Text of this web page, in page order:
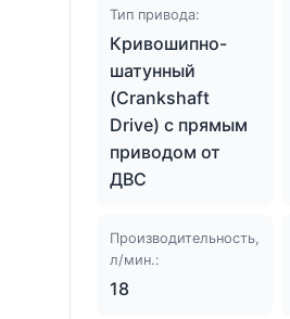
Тип привода:
Кривошипно-
шатунный
(Crankshaft
Drive) с прямым
приводом от
ДВС
Производительность,
л/мин.:
18